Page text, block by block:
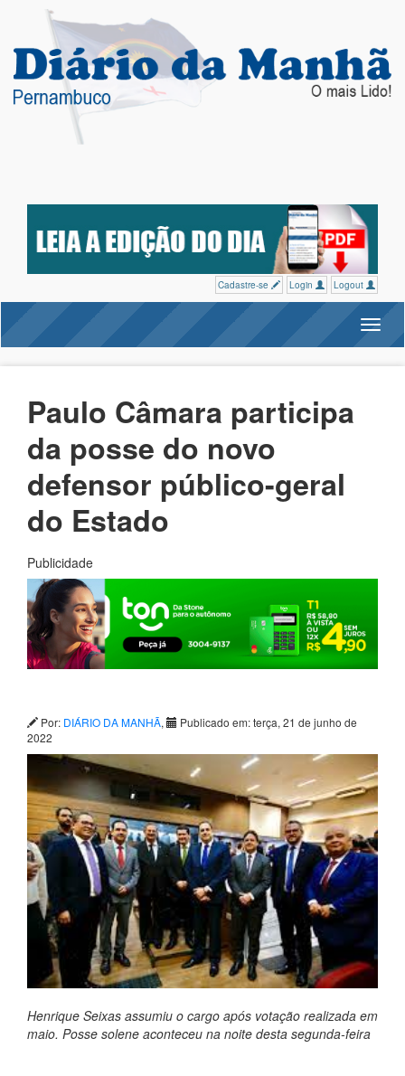
Cadastre-se Login Logout
Paulo Câmara participa
da posse do novo
defensor público-geral
do Estado
Publicidade
Por: DIÁRIO DA MANHÃ,
Publicado em: terça, 21 de junho de
2022
Henrique Seixas assumiu o cargo após votação realizada em
maio. Posse solene aconteceu na noite desta segunda-feira